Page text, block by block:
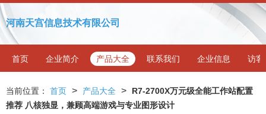
河南天宫信息技术有限公司
首页 企业简介 产品大全 联系我们 企业信息 访客
当前位置： 首页 > 产品大全 >
R7-2700X万元级全能工作站配置
推荐 八核独显，兼顾高端游戏与专业图形设计